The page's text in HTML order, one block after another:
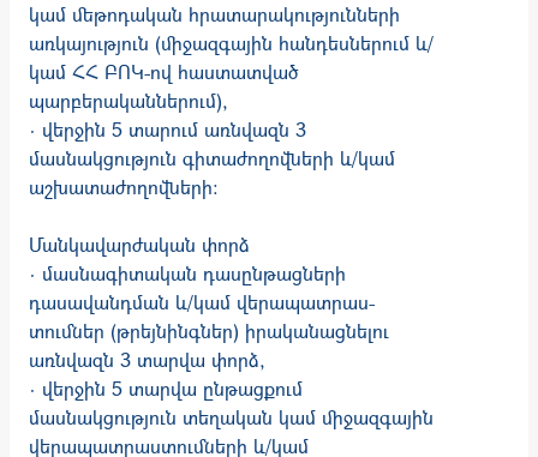
կամ մեթոդական հրատարակու­թյունների
առկայություն (միջազգային հանդեսներում և/
կամ ՀՀ ԲՈԿ-ով հաստատված
պարբերականներում),
· վերջին 5 տարում առնվազն 3
մասնակցություն գիտաժողովների և/կամ
աշխա­տաժողովների։
Մանկավարժական փորձ
· մասնագիտական դասընթացների
դասավանդման և/կամ վերապատրաս­
տումներ (թրեյնինգներ) իրականացնելու
առնվազն 3 տարվա փորձ,
· վերջին 5 տարվա ընթացքում
մասնակցություն տեղական կամ միջազգային
վերապատրաստումների և/կամ